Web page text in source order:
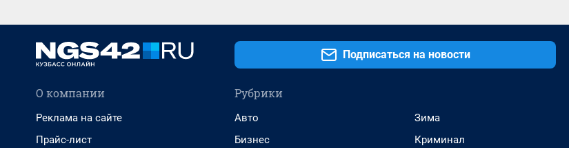
Подписаться на новости
О компании
Реклама на сайте
Прайс-лист
Рубрики
Авто
Бизнес
Зима
Криминал